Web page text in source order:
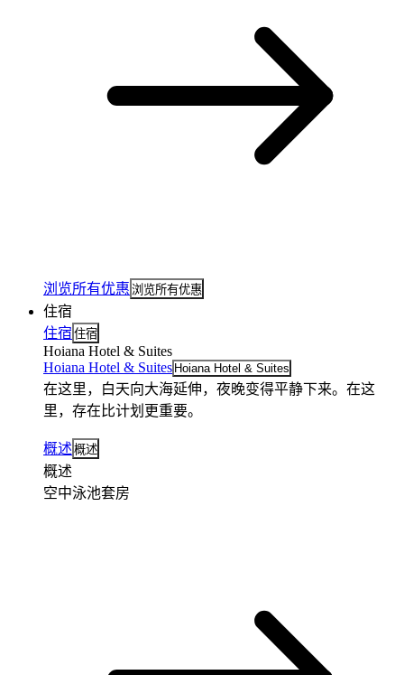
浏览所有优惠 浏览所有优惠
住宿
住宿 住宿
Hoiana Hotel & Suites
Hoiana Hotel & Suites Hoiana Hotel & Suites
在这里，白天向大海延伸，夜晚变得平静下来。在这
里，存在比计划更重要。
概述 概述
概述
空中泳池套房